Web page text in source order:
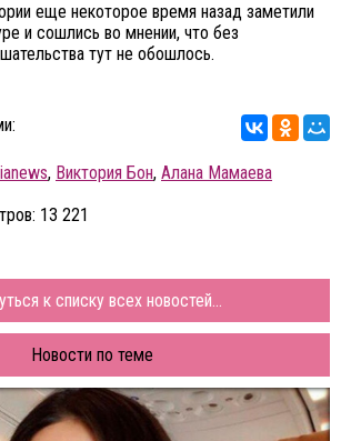
еще некоторое время назад заметили
и сошлись во мнении, что без
тут не обошлось.
, Виктория Бон, Алана Мамаева
13 221
к списку всех новостей...
Новости по теме